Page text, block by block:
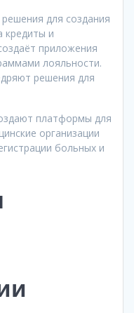
для создания
кредиты и
приложения
лояльности.
решения для
платформы для
организации
больных и